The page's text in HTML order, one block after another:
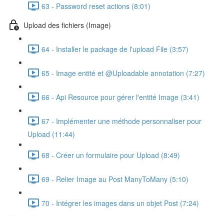
63 - Password reset actions (8:01)
Upload des fichiers (Image)
64 - Installer le package de l'upload File (3:57)
65 - Image entité et @Uploadable annotation (7:27)
66 - Api Resource pour gérer l'entité Image (3:41)
67 - Implémenter une méthode personnaliser pour
Upload (11:44)
68 - Créer un formulaire pour Upload (8:49)
69 - Relier Image au Post ManyToMany (5:10)
70 - Intégrer les images dans un objet Post (7:24)